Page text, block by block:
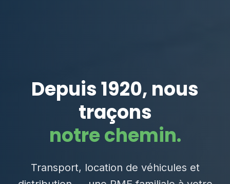
Depuis 1920, nous
traçons
notre chemin.
Transport, location de véhicules et